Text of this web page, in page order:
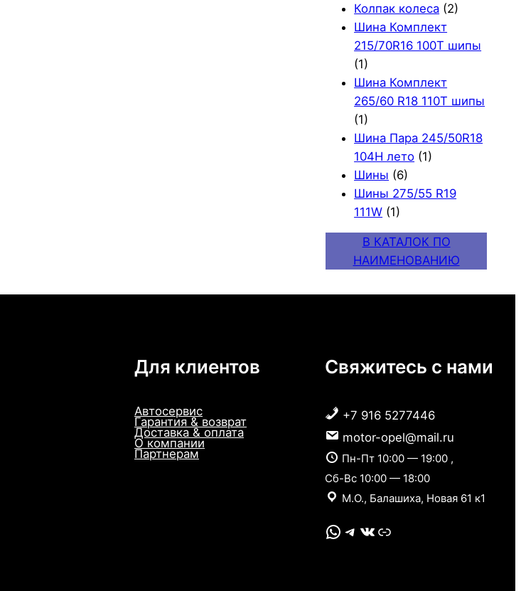
Колпак колеса (2)
Шина Комплект
215/70R16 100T шипы
(1)
Шина Комплект
265/60 R18 110T шипы
(1)
Шина Пара 245/50R18
104H лето (1)
Шины (6)
Шины 275/55 R19
111W (1)
В КАТАЛОК ПО
НАИМЕНОВАНИЮ
Для клиентов
Автосервис
Гарантия & возврат
Доставка & оплата
О компании
Партнерам
Свяжитесь с нами
+7 916 5277446
motor-opel@mail.ru
Пн-Пт 10:00 — 19:00 ,
Сб-Вс 10:00 — 18:00
М.О., Балашиха, Новая 61 к1
WhatsApp Telegram VK Link